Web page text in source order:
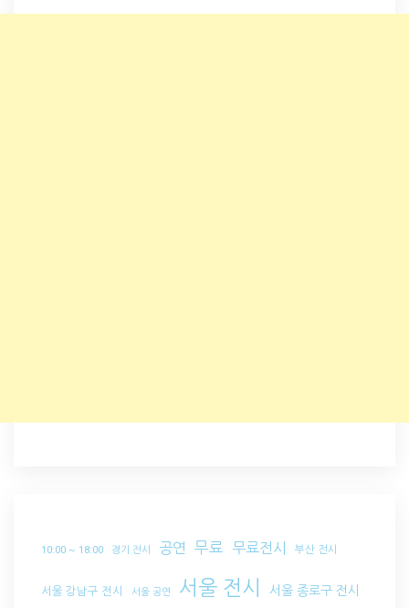
10:00 ~ 18:00 경기 전시 공연 무료 무료전시 부산 전시
서울 강남구 전시 서울 공연 서울 전시 서울 종로구 전시